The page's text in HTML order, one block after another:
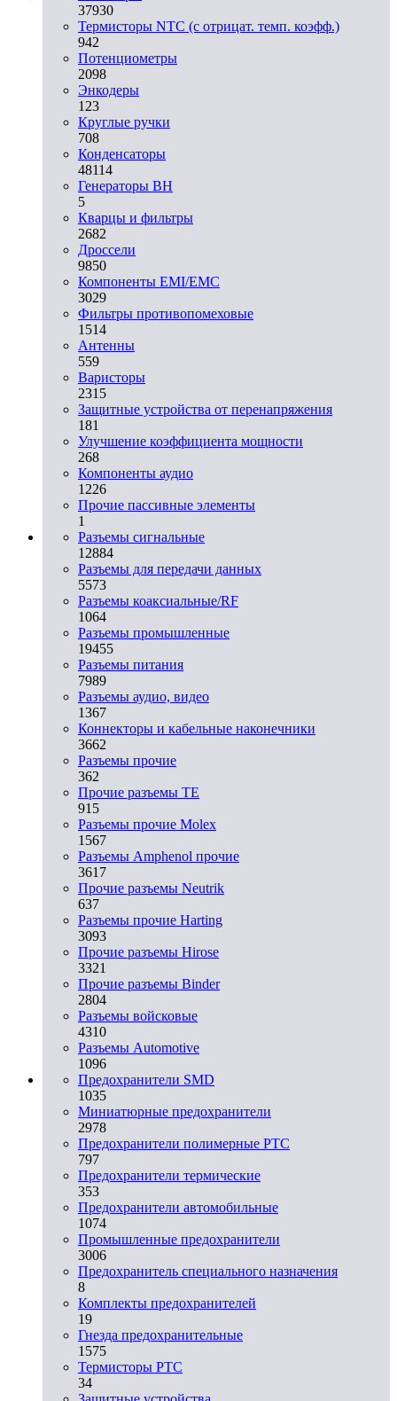
37930
Термисторы NTC (с отрицат. темп. коэфф.)
942
Потенциометры
2098
Энкодеры
123
Круглые ручки
708
Конденсаторы
48114
Генераторы ВН
5
Кварцы и фильтры
2682
Дроссели
9850
Компоненты EMI/EMC
3029
Фильтры противопомеховые
1514
Антенны
559
Варисторы
2315
Защитные устройства от перенапряжения
181
Улучшение коэффициента мощности
268
Компоненты аудио
1226
Прочие пассивные элементы
1
Разъeмы сигнальные
12884
Разъeмы для передачи данных
5573
Разъeмы коаксиальные/RF
1064
Разъeмы промышленные
19455
Разъeмы питания
7989
Разъeмы аудио, видео
1367
Коннекторы и кабельные наконечники
3662
Разъeмы прочие
362
Прочие разъемы TE
915
Разъемы прочие Molex
1567
Разъемы Amphenol прочие
3617
Прочие разъемы Neutrik
637
Разъемы прочие Harting
3093
Прочие разъемы Hirose
3321
Прочие разъемы Binder
2804
Разъемы войсковые
4310
Разъeмы Automotive
1096
Предохранители SMD
1035
Миниатюрные предохранители
2978
Предохранители полимерные PTC
797
Предохранители термические
353
Предохранители автомобильные
1074
Промышленные предохранители
3006
Предохранитель специального назначения
8
Комплекты предохранителей
19
Гнезда предохранительные
1575
Термисторы PTC
34